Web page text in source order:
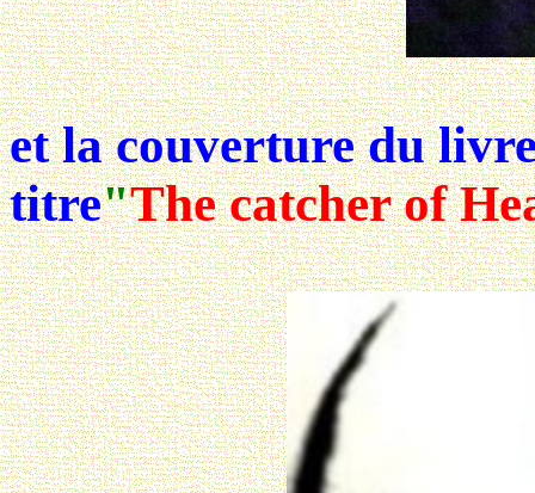
et la couverture du
titre"The catcher of